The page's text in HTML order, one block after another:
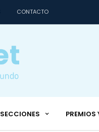
CONTACTO
SECCIONES PREMIOS